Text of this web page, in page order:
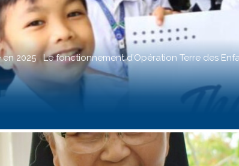
2025 Le fonctionnement d’Opération Terre des